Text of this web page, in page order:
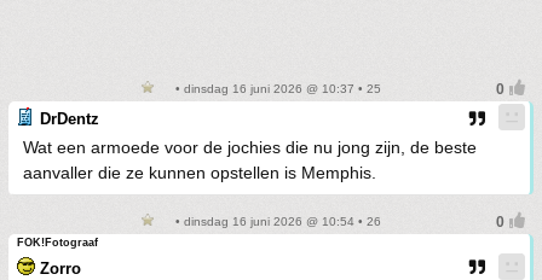
• dinsdag 16 juni 2026 @ 10:37 • 25
DrDentz
Wat een armoede voor de jochies die nu jong zijn, de beste
aanvaller die ze kunnen opstellen is Memphis.
• dinsdag 16 juni 2026 @ 10:54 • 26
FOK!Fotograaf
Zorro